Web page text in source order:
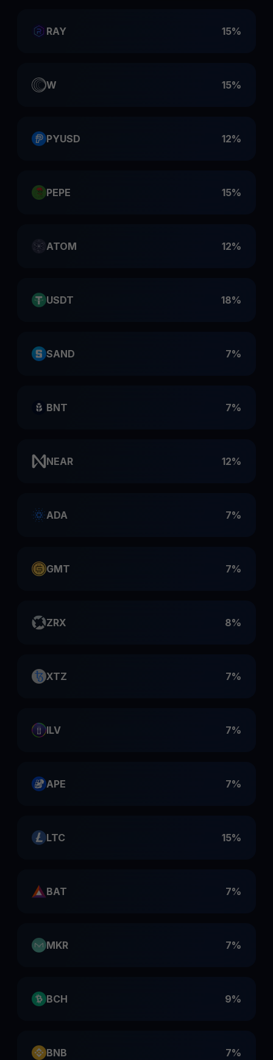
RAY 15%
W 15%
PYUSD 12%
PEPE 15%
ATOM 12%
USDT 18%
SAND 7%
BNT 7%
NEAR 12%
ADA 7%
GMT 7%
ZRX 8%
XTZ 7%
ILV 7%
APE 7%
LTC 15%
BAT 7%
MKR 7%
BCH 9%
BNB 7%